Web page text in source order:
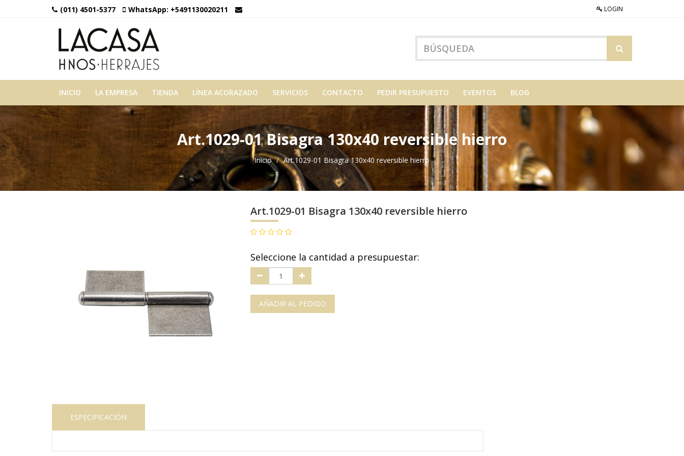
(011) 4501-5377 WhatsApp: +5491130020211 LOGIN
INICIO LA EMPRESA TIENDA LÍNEA ACORAZADO SERVICIOS CONTACTO PEDIR PRESUPUESTO EVENTOS BLOG
Art.1029-01 Bisagra 130x40 reversible hierro
Inicio Art.1029-01 Bisagra 130x40 reversible hierro
Art.1029-01 Bisagra 130x40 reversible hierro
Seleccione la cantidad a presupuestar:
AÑADIR AL PEDIDO
ESPECIFICACIÓN